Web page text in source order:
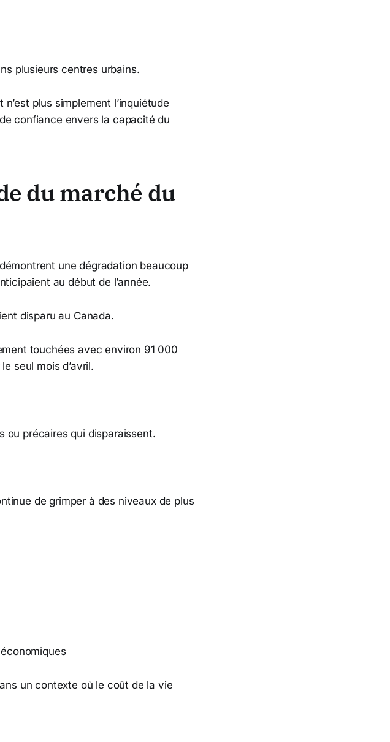
plusieurs centres urbains.
plus simplement l’inquiétude
confiance envers la capacité du
du marché du
une dégradation beaucoup
au début de l’année.
disparu au Canada.
touchées avec environ 91 000
seul mois d’avril.
ou précaires qui disparaissent.
de grimper à des niveaux de plus
un contexte où le coût de la vie